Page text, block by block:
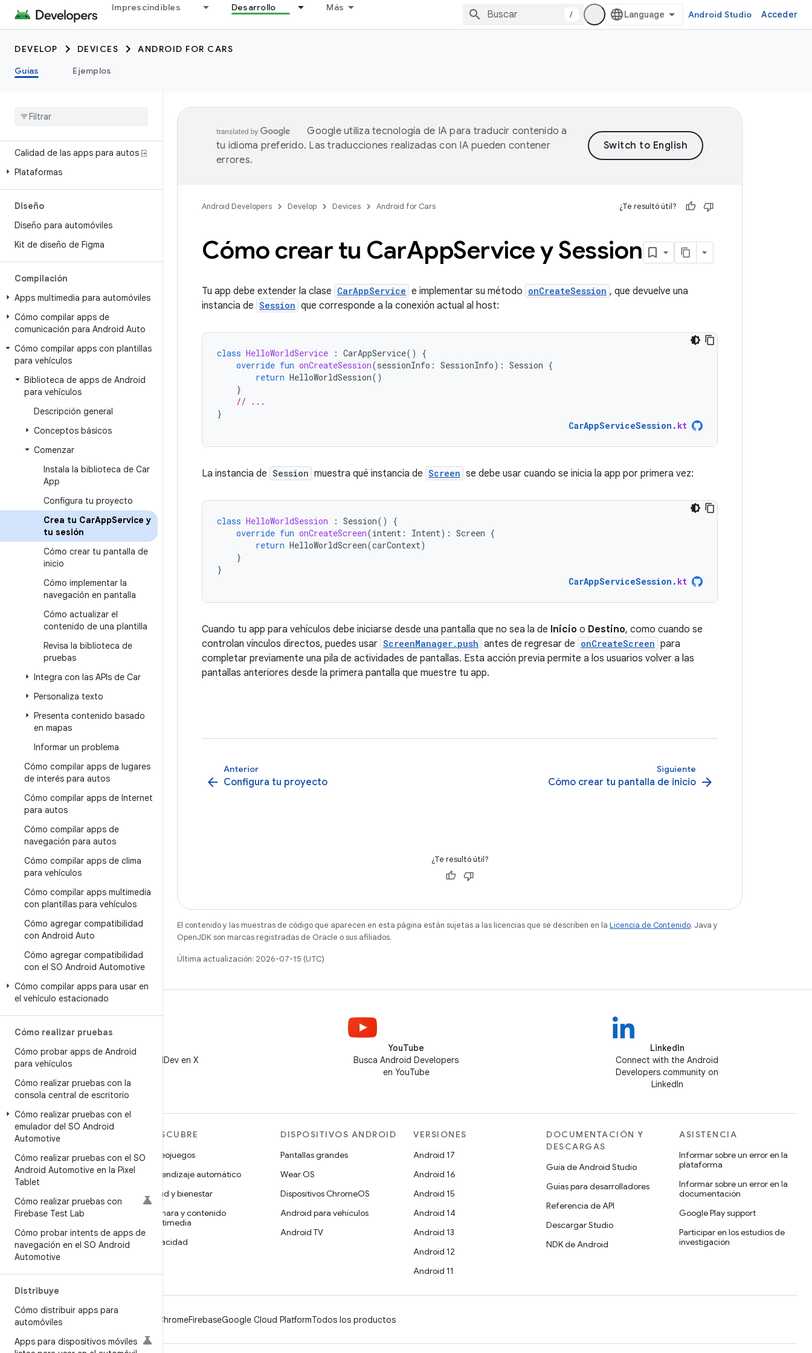
Imprescindibles Desarrollo Más
/ Android Studio Acceder
DEVELOP DEVICES
ANDROID FOR CARS
Guías
Ejemplos
Todos los dispositivos ⍈
Compatibilidad con dispositivos ⍈
vehículos
Calidad de las apps para autos ⍈
Plataformas
Diseño
Diseño para automóviles
Kit de diseño de Figma
Compilación
Apps multimedia para automóviles
Cómo compilar apps de
comunicación para Android Auto
Cómo compilar apps con plantillas
para vehículos
Biblioteca de apps de Android
para vehículos
Descripción general
Conceptos básicos
Comenzar
Instala la biblioteca de Car
App
Configura tu proyecto
Crea tu CarAppService y
tu sesión
Cómo crear tu pantalla de
inicio
Cómo implementar la
navegación en pantalla
Cómo actualizar el
contenido de una plantilla
Revisa la biblioteca de
pruebas
Integra con las APIs de Car
Personaliza texto
Presenta contenido basado
en mapas
Informar un problema
Cómo compilar apps de lugares
de interés para autos
Cómo compilar apps de Internet
para autos
Cómo compilar apps de
navegación para autos
Cómo compilar apps de clima
para vehículos
Cómo compilar apps multimedia
con plantillas para vehículos
Cómo agregar compatibilidad
con Android Auto
Cómo agregar compatibilidad
con el SO Android Automotive
Cómo compilar apps para usar en
el vehículo estacionado
Cómo realizar pruebas
Cómo probar apps de Android
para vehículos
Cómo realizar pruebas con la
consola central de escritorio
Cómo realizar pruebas con el
emulador del SO Android
Automotive
Cómo realizar pruebas con el SO
Android Automotive en la Pixel
Tablet
Cómo realizar pruebas con
Firebase Test Lab
Cómo probar intents de apps de
navegación en el SO Android
Automotive
Distribuye
Cómo distribuir apps para
automóviles
Apps para dispositivos móviles
Google utiliza tecnología de IA para traducir contenido a
tu idioma preferido. Las traducciones realizadas con IA pueden contener
errores.
Android Developers Develop Devices Android for Cars ¿Te resultó útil?
Cómo crear tu CarAppService y Session
Tu app debe extender la clase CarAppService e implementar su método onCreateSession , que devuelve una
instancia de Session que corresponde a la conexión actual al host:
class HelloWorldService : CarAppService()
{
override fun onCreateSession(sessionInfo : SessionInfo): Session {
return HelloWorldSession()
}
// ...
}
CarAppServiceSession . kt
La instancia de Session muestra qué instancia de Screen se debe usar cuando se inicia la app por primera vez:
class HelloWorldSession : Session()
{
override fun onCreateScreen(intent : Intent): Screen {
return HelloWorldScreen(carContext)
}
}
CarAppServiceSession . kt
Cuando tu app para vehículos debe iniciarse desde una pantalla que no sea la de Inicio o Destino, como cuando se
controlan vínculos directos, puedes usar ScreenManager.push antes de regresar de onCreateScreen para
completar previamente una pila de actividades de pantallas. Esta acción previa permite a los usuarios volver a las
pantallas anteriores desde la primera pantalla que muestre tu app.
Anterior
arrow_back Configura tu proyecto
Siguiente
Cómo crear tu pantalla de inicio arrow_forward
¿Te resultó útil?
El contenido y las muestras de código que aparecen en esta página están sujetas a las licencias que se describen en la Licencia de Contenido. Java y
OpenJDK son marcas registradas de Oracle o sus afiliados.
Última actualización: 2026-07-15 (UTC)
Sigue a @AndroidDev en X
YouTube
Busca Android Developers
en YouTube
LinkedIn
Connect with the Android
Developers community on
LinkedIn
MÁS ANDROID
Android
Android para empresas
Código abierto
Noticias
Blog
DESCUBRE
Videojuegos
Aprendizaje automático
Salud y bienestar
Cámara y contenido
multimedia
Privacidad
DISPOSITIVOS ANDROID
Pantallas grandes
Wear OS
Dispositivos ChromeOS
Android para vehículos
Android TV
VERSIONES
Android 17
Android 16
Android 15
Android 14
Android 13
Android 12
Android 11
DOCUMENTACIÓN Y
DESCARGAS
Guía de Android Studio
Guías para desarrolladores
Referencia de API
Descargar Studio
NDK de Android
ASISTENCIA
Informar sobre un error en la
plataforma
Informar sobre un error en la
documentación
Google Play support
Participar en los estudios de
investigación
ChromeFirebaseGoogle Cloud PlatformTodos los productos